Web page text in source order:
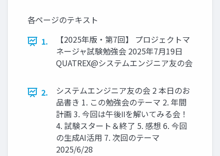
各ページのテキスト
1.
【2025年版・第7回】 プロジェクトマ
ネージャ試験勉強会 2025年7月19日
QUATREX@システムエンジニア友の会
2.
システムエンジニア友の会 2 本日のお
品書き 1. この勉強会のテーマ 2. 年間
計画 3. 今回は午後Ⅱを解いてみる会！
4. 試験スタート＆終了 5. 感想 6. 今回
の生成AI活用 7. 次回のテーマ
2025/6/28